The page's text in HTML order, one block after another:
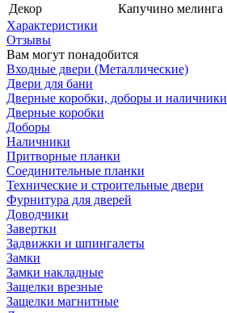
Декор
Капучино мелинга
Характеристики
Отзывы
Вам могут понадобится
Входные двери (Металлические)
Двери для бани
Дверные коробки, доборы и наличники
Дверные коробки
Доборы
Наличники
Притворные планки
Соединительные планки
Технические и строительные двери
Фурнитура для дверей
Доводчики
Завертки
Задвижки и шпингалеты
Замки
Замки накладные
Защелки врезные
Защелки магнитные